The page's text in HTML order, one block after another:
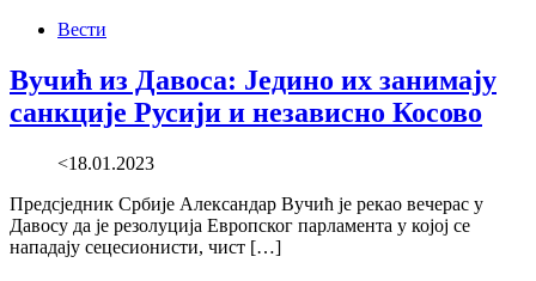
Вести
Вучић из Давоса: Једино их занимају
санкције Русији и независно Косово
<18.01.2023
Предсједник Србије Александар Вучић је рекао вечерас у
Давосу да је резолуција Европског парламента у којој се
нападају сецесионисти, чист […]